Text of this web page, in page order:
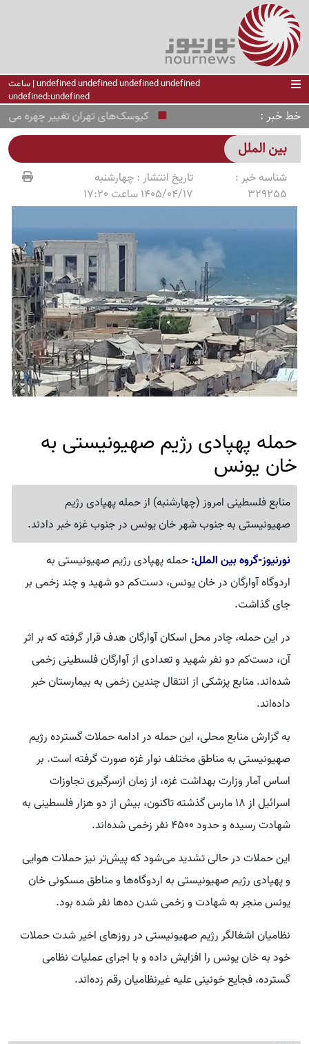
undefined undefined undefined undefined | ساعت
undefined:undefined
خط خبر کیوسک‌های تهران تغییر چهره
بین الملل
شناسه خبر :
329255
تاریخ انتشار :چهارشنبه
1405/04/17 ساعت 17:20
حمله پهپادی رژیم صهیونیستی به
خان یونس
منابع فلسطینی امروز (چهارشنبه) از حمله پهپادی رژیم
صهیونیستی به جنوب شهر خان یونس در جنوب غزه خبر دادند.
نورنیوز-گروه بین الملل:حمله پهپادی رژیم صهیونیستی به
اردوگاه آوارگان در خان یونس، دست‌کم دو شهید و چند زخمی بر
جای گذاشت.
در این حمله، چادر محل اسکان آوارگان هدف قرار گرفته که بر اثر
آن، دست‌کم دو نفر شهید و تعدادی از آوارگان فلسطینی زخمی
شده‌اند. منابع پزشکی از انتقال چندین زخمی به بیمارستان خبر
داده‌اند.
به گزارش منابع محلی، این حمله در ادامه حملات گسترده رژیم
صهیونیستی به مناطق مختلف نوار غزه صورت گرفته است. بر
اساس آمار وزارت بهداشت غزه، از زمان ازسرگیری تجاوزات
اسرائیل از 18 مارس گذشته تاکنون، بیش از دو هزار فلسطینی به
شهادت رسیده و حدود 4500 نفر زخمی شده‌اند.
این حملات در حالی تشدید می‌شود که پیش‌تر نیز حملات هوایی
و پهپادی رژیم صهیونیستی به اردوگاه‌ها و مناطق مسکونی خان
یونس منجر به شهادت و زخمی شدن ده‌ها نفر شده بود.
نظامیان اشغالگر رژیم صهیونیستی در روزهای اخیر شدت حملات
خود به خان یونس را افزایش داده و با اجرای عملیات نظامی
گسترده، فجایع خونینی علیه غیرنظامیان رقم زده‌اند.